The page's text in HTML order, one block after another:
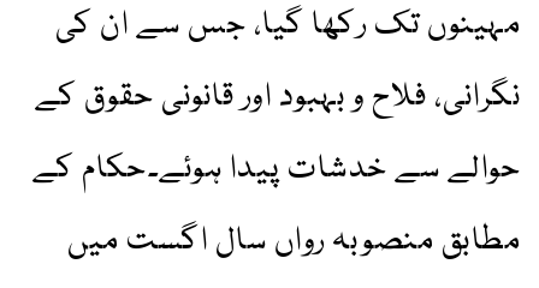
مہینوں تک رکھا گیا، جس سے ان کی
نگرانی، فلاح و بہبود اور قانونی حقوق کے
حوالے سے خدشات پیدا ہوئے۔حکام کے
مطابق منصوبہ رواں سال اگست میں